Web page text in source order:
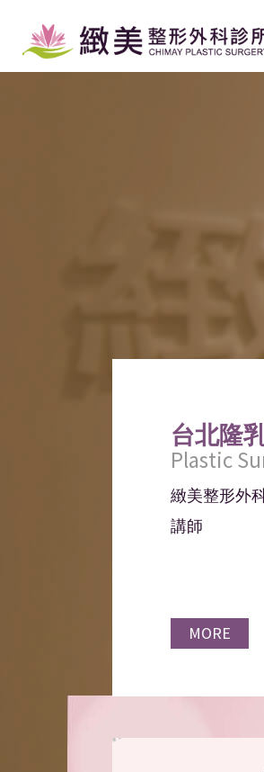
美
整
台北隆
Plastic
緻美整形外
講師
MORE